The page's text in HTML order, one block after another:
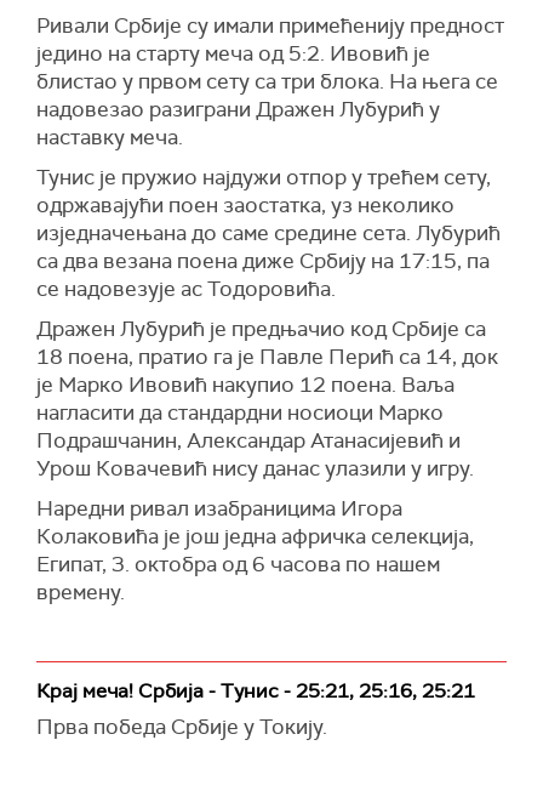
Ривали Србије су имали примећенију предност
једино на старту меча од 5:2. Ивовић је
блистао у првом сету са три блока. На њега се
надовезао разиграни Дражен Лубурић у
наставку меча.
Тунис је пружио најдужи отпор у трећем сету,
одржавајући поен заостатка, уз неколико
изједначењана до саме средине сета. Лубурић
са два везана поена диже Србију на 17:15, па
се надовезује ас Тодоровића.
Дражен Лубурић је предњачио код Србије са
18 поена, пратио га је Павле Перић са 14, док
је Марко Ивовић накупио 12 поена. Ваља
нагласити да стандардни носиоци Марко
Подрашчанин, Александар Атанасијевић и
Урош Ковачевић нису данас улазили у игру.
Наредни ривал изабраницима Игора
Колаковића је још једна афричка селекција,
Египат, 3. октобра од 6 часова по нашем
времену.
Крај меча! Србија - Тунис - 25:21, 25:16, 25:21
Прва победа Србије у Токију.